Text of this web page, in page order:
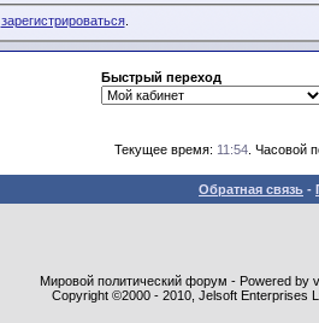
зарегистрироваться.
Быстрый переход
Текущее время: 11:54. Часовой
Обратная связь -
Мировой политический форум - Powered by
Copyright ©2000 - 2010, Jelsoft Enterprises